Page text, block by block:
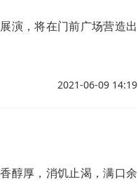
演，将在门前广场营造出
2021-06-09 14:19
醇厚，消饥止渴，满口余